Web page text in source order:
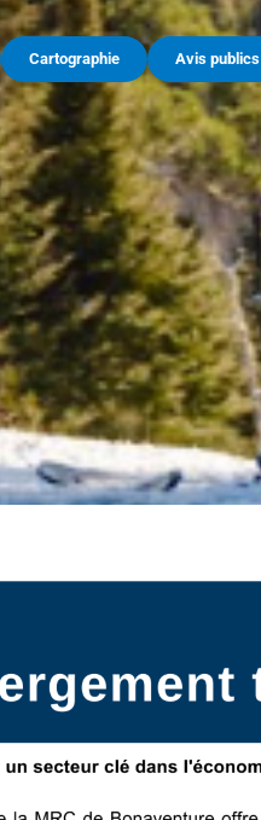
Cartographie Avis publics